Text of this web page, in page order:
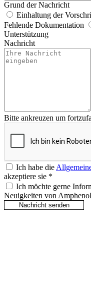
Grund der Nachricht
Einhaltung der
Fehlende Dokumentation
Unterstützung
Nachricht
Bitte ankreuzen um
Ich habe die
akzeptiere sie *
Ich möchte gerne
Neuigkeiten von